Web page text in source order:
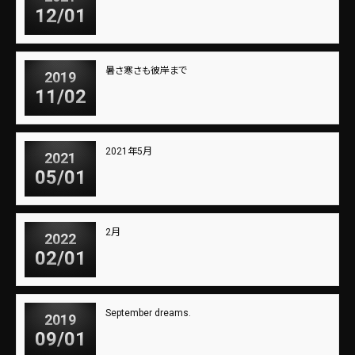
12/01
2019
11/02
暑さ寒さも彼岸まで
2021
05/01
2021年5月
2022
02/01
2月
2019
09/01
September dreams.